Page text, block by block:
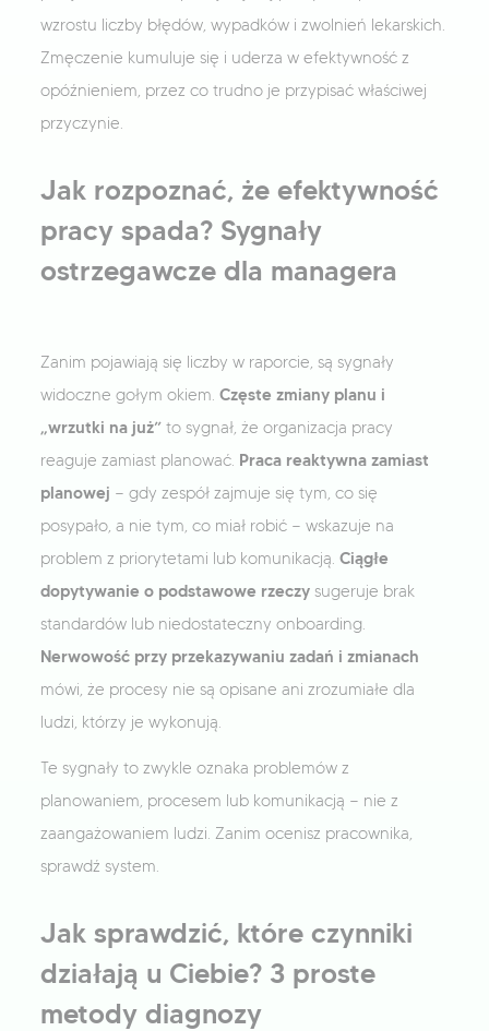
wzrostu liczby błędów, wypadków i zwolnień lekarskich.
Zmęczenie kumuluje się i uderza w efektywność z
opóźnieniem, przez co trudno je przypisać właściwej
przyczynie.
Jak rozpoznać, że efektywność
pracy spada? Sygnały
ostrzegawcze dla managera
Zanim pojawiają się liczby w raporcie, są sygnały
widoczne gołym okiem. Częste zmiany planu i
„wrzutki na już”to sygnał, że organizacja pracy
reaguje zamiast planować. Praca reaktywna zamiast
planowej — gdy zespół zajmuje się tym, co się
posypało, a nie tym, co miał robić — wskazuje na
problem z priorytetami lub komunikacją. Ciągłe
dopytywanie o podstawowe rzeczysugeruje brak
standardów lub niedostateczny onboarding.
Nerwowość przy przekazywaniu zadań i zmianach
mówi, że procesy nie są opisane ani zrozumiałe dla
ludzi, którzy je wykonują.
Te sygnały to zwykle oznaka problemów z
planowaniem, procesem lub komunikacją — nie z
zaangażowaniem ludzi. Zanim ocenisz pracownika,
sprawdź system.
Jak sprawdzić, które czynniki
działają u Ciebie? 3 proste
metody diagnozy